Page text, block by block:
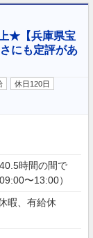
★【兵庫県宝
にも定評があ
休日120日
時間の間で
〜13:00）
暇、有給休